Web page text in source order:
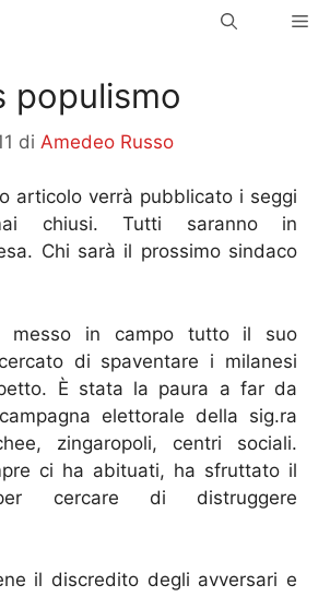
populismo
di Amedeo Russo
articolo verrà pubblicato i seggi
chiusi. Tutti saranno in
Chi sarà il prossimo sindaco
messo in campo tutto il suo
di spaventare i milanesi
È stata la paura a far da
elettorale della sig.ra
zingaropoli, centri sociali.
ci ha abituati, ha sfruttato il
cercare di distruggere
il discredito degli avversari e